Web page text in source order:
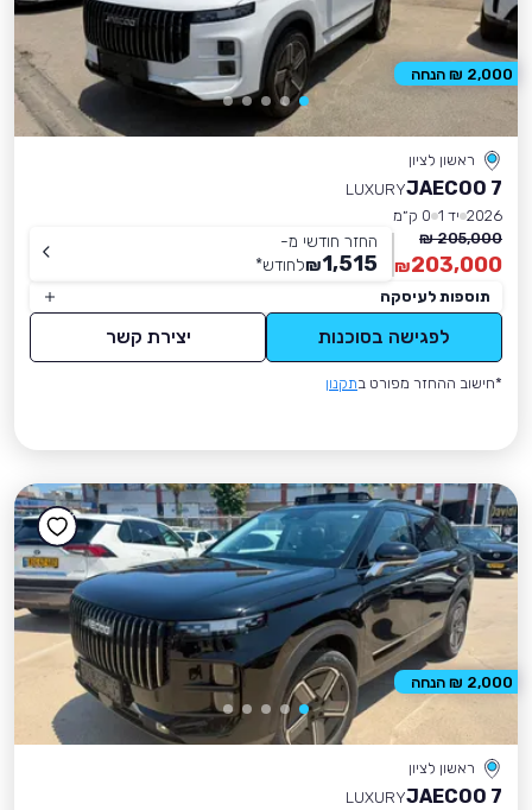
ראשון לציון
JAECOO 7
LUXURY
2026 יד 1
0 ק״מ
205,000 ₪
203,000
₪
החזר חודשי מ-
1,515
₪לחודש*
תוספות לעיסקה
לפגישה בסוכנות יצירת קשר
*חישוב ההחזר מפורט בתקנון
2,000 ₪ הנחה
ראשון לציון
JAECOO 7
LUXURY
2,000 ₪ הנחה